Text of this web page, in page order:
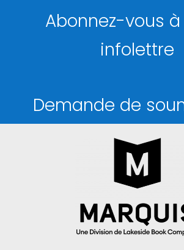
Abonnez-vous
infolettre
Demande de